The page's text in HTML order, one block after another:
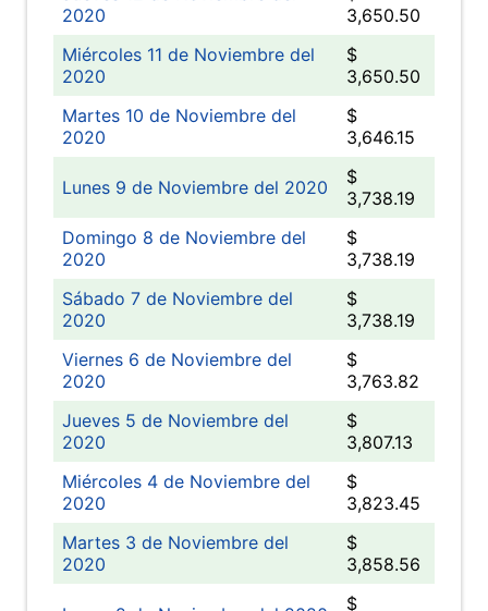
2020
3,650.50
Miércoles 11 de Noviembre del
2020
$
3,650.50
Martes 10 de Noviembre del
2020
$
3,646.15
Lunes 9 de Noviembre del 2020
$
3,738.19
Domingo 8 de Noviembre del
2020
$
3,738.19
Sábado 7 de Noviembre del
2020
$
3,738.19
Viernes 6 de Noviembre del
2020
$
3,763.82
Jueves 5 de Noviembre del
2020
$
3,807.13
Miércoles 4 de Noviembre del
2020
$
3,823.45
Martes 3 de Noviembre del
2020
$
3,858.56
$